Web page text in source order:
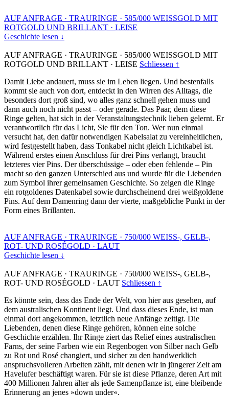
AUF ANFRAGE · TRAURINGE · 585/000 WEISSGOLD MIT
ROTGOLD UND BRILLANT · LEISE
Geschichte lesen ↓
AUF ANFRAGE · TRAURINGE · 585/000 WEISSGOLD MIT
ROTGOLD UND BRILLANT · LEISE Schliessen ↑
Damit Liebe andauert, muss sie im Leben liegen. Und bestenfalls
kommt sie auch von dort, entdeckt in den Wirren des Alltags, die
besonders dort groß sind, wo alles ganz schnell gehen muss und
dann auch noch nicht passt – oder gerade. Das Paar, dem diese
Ringe gelten, hat sich in der Veranstaltungstechnik lieben gelernt. Er
verantwortlich für das Licht, Sie für den Ton. Wer nun einmal
versucht hat, den dafür notwendigen Kabelsalat zu vereinheitlichen,
wird festgestellt haben, dass Tonkabel nicht gleich Lichtkabel ist.
Während erstes einen Anschluss für drei Pins verlangt, braucht
letzteres vier Pins. Der überschüssige – oder eben fehlende – Pin
macht so den ganzen Unterschied aus und wurde für die Liebenden
zum Symbol ihrer gemeinsamen Geschichte. So zeigen die Ringe
ein rotgoldenes Datenkabel sowie durchscheinend drei weißgoldene
Pins. Auf dem Damenring dann der vierte, maßgebliche Punkt in der
Form eines Brillanten.
AUF ANFRAGE · TRAURINGE · 750/000 WEISS-, GELB-,
ROT- UND ROSÉGOLD · LAUT
Geschichte lesen ↓
AUF ANFRAGE · TRAURINGE · 750/000 WEISS-, GELB-,
ROT- UND ROSÉGOLD · LAUT Schliessen ↑
Es könnte sein, dass das Ende der Welt, von hier aus gesehen, auf
dem australischen Kontinent liegt. Und dass dieses Ende, ist man
einmal dort angekommen, letztlich neue Anfänge zeitigt. Die
Liebenden, denen diese Ringe gehören, können eine solche
Geschichte erzählen. Ihr Ringe ziert das Relief eines australischen
Farns, der seine Farben wie ein Regenbogen von Silber nach Gelb
zu Rot und Rosé changiert, und sicher zu den handwerklich
anspruchsvolleren Arbeiten zählt, mit denen wir in jüngerer Zeit am
Havelufer beschäftigt waren. Für sie ist diese Pflanze, deren Art mit
400 Millionen Jahren älter als jede Samenpflanze ist, eine bleibende
Erinnerung an jenes »down under«.